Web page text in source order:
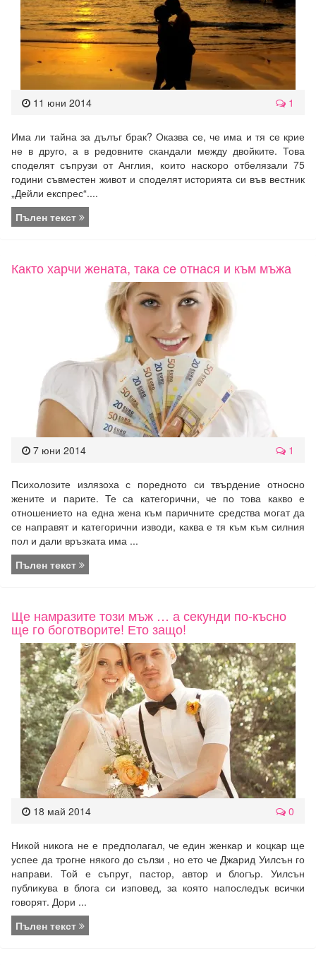
11 юни 2014 1
Има ли тайна за дълъг брак? Оказва се, че има и тя се крие
не в друго, а в редовните скандали между двойките. Това
споделят съпрузи от Англия, които наскоро отбелязали 75
години съвместен живот и споделят историята си във вестник
„Дейли експрес“....
Пълен текст
Както харчи жената, така се отнася и към мъжа
7 юни 2014 1
Психолозите излязоха с поредното си твърдение относно
жените и парите. Те са категорични, че по това какво е
отношението на една жена към паричните средства могат да
се направят и категорични изводи, каква е тя към към силния
пол и дали връзката има ...
Пълен текст
Ще намразите този мъж … а секунди по-късно
ще го боготворите! Ето защо!
18 май 2014 0
Никой никога не е предполагал, че един женкар и коцкар ще
успее да трогне някого до сълзи , но ето че Джарид Уилсън го
направи. Той е съпруг, пастор, автор и блогър. Уилсън
публикува в блога си изповед, за която напоследък всички
говорят. Дори ...
Пълен текст